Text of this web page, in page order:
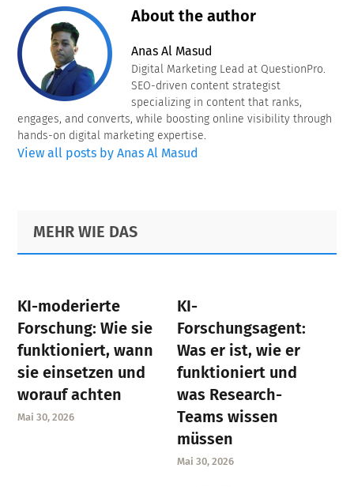
About the author
Anas Al Masud
Digital Marketing Lead at QuestionPro.
SEO-driven content strategist
specializing in content that ranks,
engages, and converts, while boosting online visibility through
hands-on digital marketing expertise.
View all posts by Anas Al Masud
Primary
Sidebar
Footer
MEHR WIE DAS
KI-moderierte
Forschung: Wie sie
funktioniert, wann
sie einsetzen und
worauf achten
Mai 30, 2026
KI-
Forschungsagent:
Was er ist, wie er
funktioniert und
was Research-
Teams wissen
müssen
Mai 30, 2026